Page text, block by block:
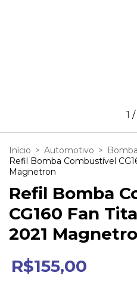
1 /
Início > Automotivo >
Refil Bomba Combustível
Magnetron
Refil Bomba
CG160 Fan
2021
R$155,00